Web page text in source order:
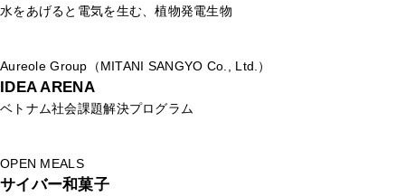
水をあげると電気を生む、植物発電生物
Aureole Group（MITANI SANGYO Co., Ltd.）
IDEA ARENA
ベトナム社会課題解決プログラム
OPEN MEALS
サイバー和菓子